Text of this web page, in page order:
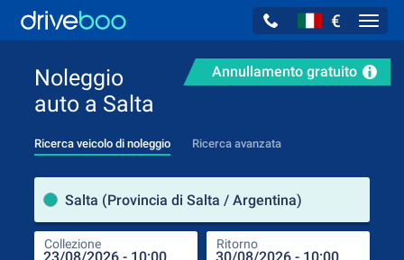
€
Annullamento gratuito
Noleggio
auto a Salta
Ricerca veicolo di noleggio Ricerca avanzata
Salta (Provincia di Salta / Argentina)
Collezione Ritorno